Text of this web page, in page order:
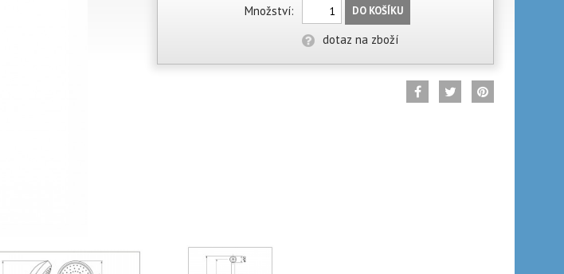
Množství:
DO KOŠÍKU
dotaz na zboží